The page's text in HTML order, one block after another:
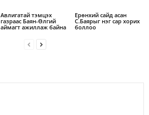
Авлигатай тэмцэх
газраас Баян-Өлгий
аймагт ажиллаж байна
Ерөнхий сайд асан
С.Баярыг нэг сар хорих
боллоо